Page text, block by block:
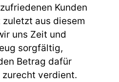
Kunden
aus diesem
uns Zeit und
sorgfältig,
Betrag dafür
zurecht verdient.